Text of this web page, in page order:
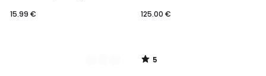
15.99 €
125.00 €
5
/